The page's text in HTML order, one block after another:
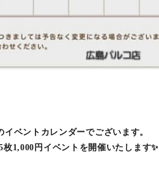
ベントカレンダーでございます。
1,000円イベントを開催いたします✨